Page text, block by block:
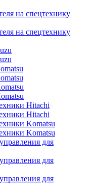
на спецтехнику
на спецтехнику
Hitachi
Hitachi
Komatsu
Komatsu
для
для
для